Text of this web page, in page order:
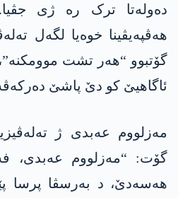
دەولەتا ترک رە ژی
ھەڤپەیڤینا خوەیا لگەل
گۆتبوو “ھەر تشت
ئاگاھیێ کو دێ پاشێ
مەزلووم عەبدی ژ
گۆت: “مەزلووم عەبدی،
ھەسەدێ، د بەرسڤا پرسا